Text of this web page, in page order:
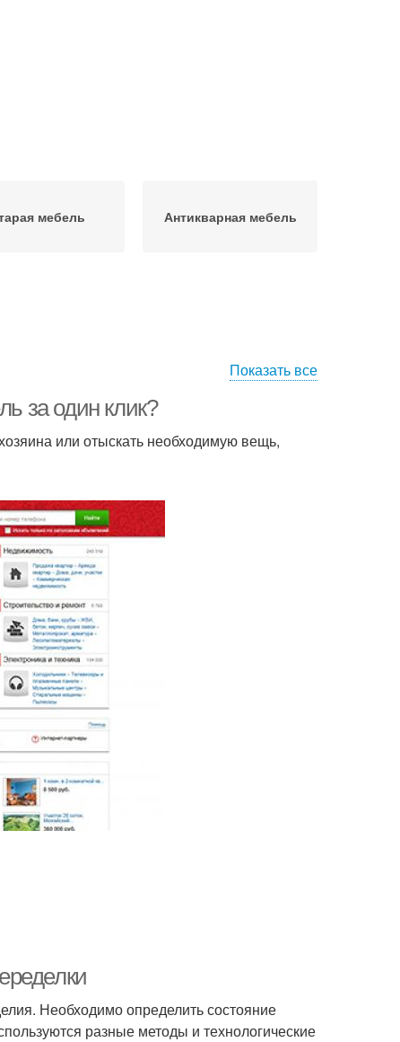
мебель Антикварная мебель
Показать все
за один клик?
или отыскать необходимую вещь,
Необходимо определить состояние
разные методы и технологические